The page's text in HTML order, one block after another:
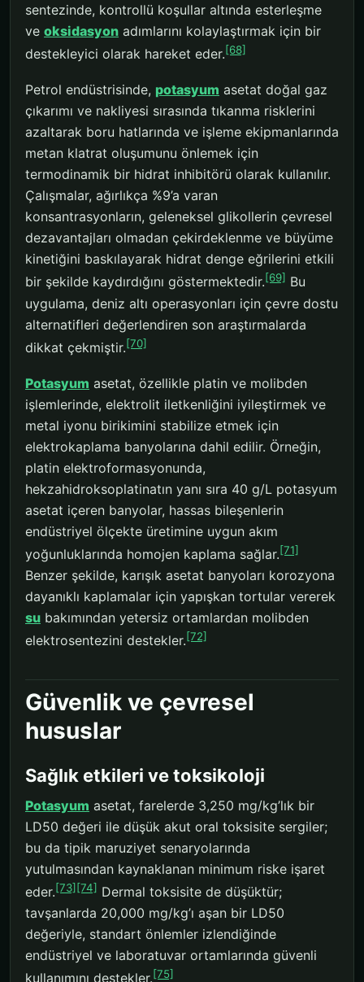
sentezinde, kontrollü koşullar altında esterleşme
ve oksidasyon adımlarını kolaylaştırmak için bir
destekleyici olarak hareket eder.[68]
Petrol endüstrisinde, potasyum asetat doğal gaz
çıkarımı ve nakliyesi sırasında tıkanma risklerini
azaltarak boru hatlarında ve işleme ekipmanlarında
metan klatrat oluşumunu önlemek için
termodinamik bir hidrat inhibitörü olarak kullanılır.
Çalışmalar, ağırlıkça %9’a varan
konsantrasyonların, geleneksel glikollerin çevresel
dezavantajları olmadan çekirdeklenme ve büyüme
kinetiğini baskılayarak hidrat denge eğrilerini etkili
bir şekilde kaydırdığını göstermektedir.[69] Bu
uygulama, deniz altı operasyonları için çevre dostu
alternatifleri değerlendiren son araştırmalarda
dikkat çekmiştir.[70]
Potasyum asetat, özellikle platin ve molibden
işlemlerinde, elektrolit iletkenliğini iyileştirmek ve
metal iyonu birikimini stabilize etmek için
elektrokaplama banyolarına dahil edilir. Örneğin,
platin elektroformasyonunda,
hekzahidroksoplatinatın yanı sıra 40 g/L potasyum
asetat içeren banyolar, hassas bileşenlerin
endüstriyel ölçekte üretimine uygun akım
yoğunluklarında homojen kaplama sağlar.[71]
Benzer şekilde, karışık asetat banyoları korozyona
dayanıklı kaplamalar için yapışkan tortular vererek
su bakımından yetersiz ortamlardan molibden
elektrosentezini destekler.[72]
Güvenlik ve çevresel
hususlar
Sağlık etkileri ve toksikoloji
Potasyum asetat, farelerde 3,250 mg/kg’lık bir
LD50 değeri ile düşük akut oral toksisite sergiler;
bu da tipik maruziyet senaryolarında
yutulmasından kaynaklanan minimum riske işaret
eder.[73][74] Dermal toksisite de düşüktür;
tavşanlarda 20,000 mg/kg’ı aşan bir LD50
değeriyle, standart önlemler izlendiğinde
endüstriyel ve laboratuvar ortamlarında güvenli
kullanımını destekler.[75]